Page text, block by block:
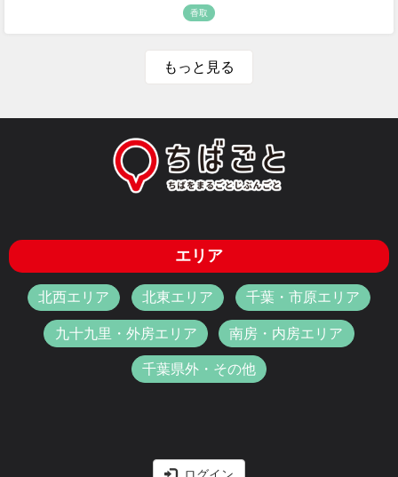
香取
もっと見る
エリア
北西エリア 北東エリア 千葉・市原エリア
九十九里・外房エリア 南房・内房エリア
千葉県外・その他